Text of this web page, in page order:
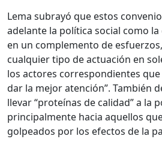
Lema subrayó que estos
adelante la política social como
en un complemento de
cualquier tipo de actuación en
los actores correspondientes
dar la mejor atención”. También
llevar “proteínas de calidad” a la
principalmente hacia aquellos
golpeados por los efectos de la